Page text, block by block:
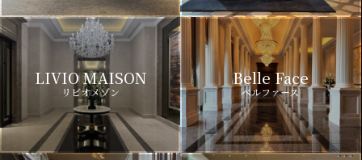
LIVIO MAISON
リビオメゾン
Belle Face
ベルファース